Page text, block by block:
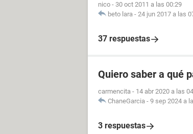
nico - 30 oct 2011 a las 00:29
beto lara - 24 jun 2017 a las
37 respuestas
Quiero saber a qué
carmencita - 14 abr 2020 a las
ChaneGarcia - 9 sep 2024 a
3 respuestas